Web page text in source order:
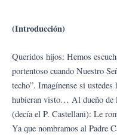
(Introducción)
Queridos hijos: Hemos
portentoso cuando Nuestro
techo”. Imagínense si
hubieran visto… Al dueño de
(decía el P. Castellani): Le
Ya que nombramos al Padre